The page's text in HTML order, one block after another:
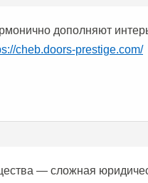
дополняют
cheb.doors-prestige.com/
— сложная